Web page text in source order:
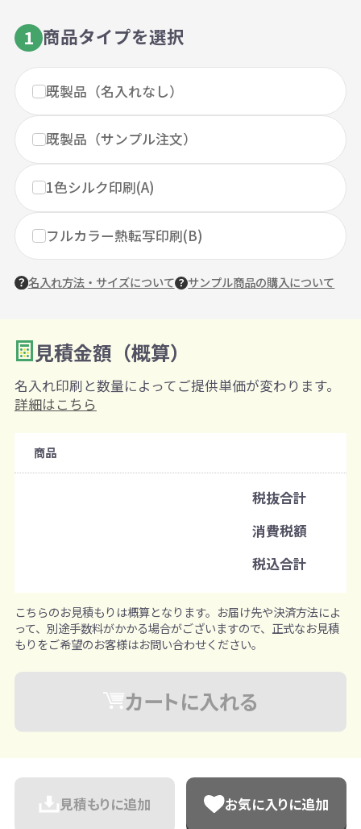
1 商品タイプを選択
既製品（名入れなし）
既製品（サンプル注文）
1色シルク印刷(A)
フルカラー熱転写印刷(B)
名入れ方法・サイズについて サンプル商品の購入について
2 数量を入力
購入条件
既製品：50個から
名入れあり：100個から
※既製品サンプルは各色3個まで
見積金額（概算）
名入れ印刷と数量によってご提供単価が変わります。
詳細はこちら
商品
税抜合計
消費税額
税込合計
こちらのお見積もりは概算となります。お届け先や決済方法によ
って、別途手数料がかかる場合がございますので、正式なお見積
もりをご希望のお客様はお問い合わせください。
カートに入れる
見積もりに追加 お気に入りに追加